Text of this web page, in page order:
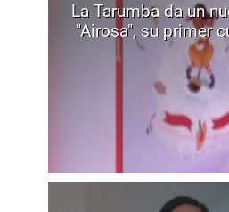
La Tarumba da un
"Airosa", su primer